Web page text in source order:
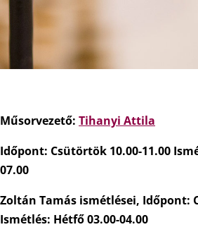
Műsorvezető: Tihanyi Attila
Időpont: Csütörtök 10.00-11.00
07.00
Zoltán Tamás ismétlései, Időpont:
Ismétlés: Hétfő 03.00-04.00